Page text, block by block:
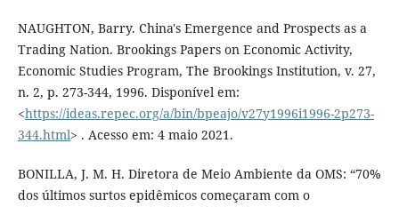
NAUGHTON, Barry. China's Emergence and Prospects as a
Trading Nation. Brookings Papers on Economic Activity,
Economic Studies Program, The Brookings Institution, v. 27,
n. 2, p. 273-344, 1996. Disponível em:
<https://ideas.repec.org/a/bin/bpeajo/v27y1996i1996-2p273-
344.html> . Acesso em: 4 maio 2021.
BONILLA, J. M. H. Diretora de Meio Ambiente da OMS: “70%
dos últimos surtos epidêmicos começaram com o